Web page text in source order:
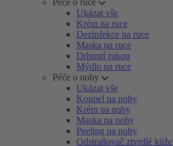
Péče o ruce
Ukázat vše
Krém na ruce
Dezinfekce na ruce
Maska na ruce
Drhnutí rukou
Mýdlo na ruce
Péče o nohy
Ukázat vše
Koupel na nohy
Krém na nohy
Maska na nohy
Peeling na nohy
Odstraňovač ztvrdlé kůže